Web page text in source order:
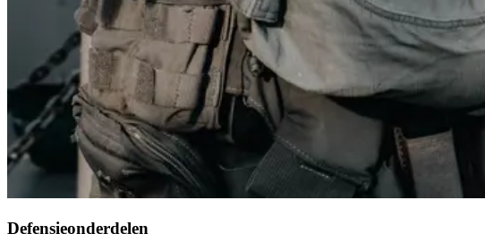
Defensieonderdelen